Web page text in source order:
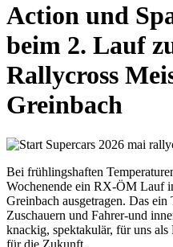
Action und
beim 2. Lauf
Rallycross
Greinbach
Bei frühlingshaften
Wochenende ein RX-ÖM Lauf
Greinbach ausgetragen. Das ein
Zuschauern und Fahrer-und
knackig, spektakulär, für uns
für die Zukunft.